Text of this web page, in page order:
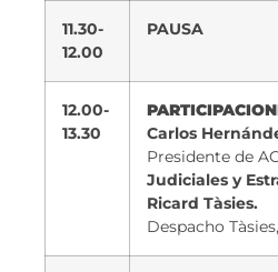
11.30-
12.00
PAUSA
12.00-
13.30
Carlos
Presidente de
Judiciales y
Ricard Tàsies.
Despacho